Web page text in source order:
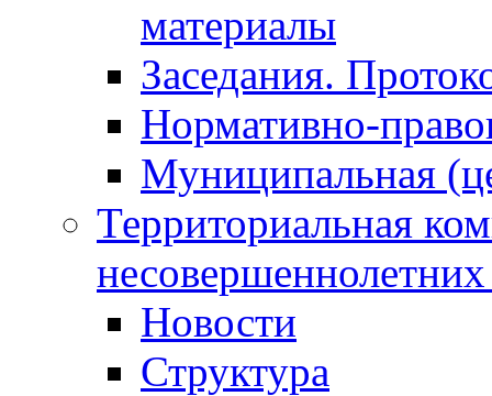
материалы
Заседания.
Нормативно-
Муниципальная
Территориальная
Новости
Структура